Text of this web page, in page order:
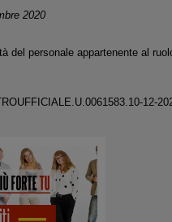
2020
del personale appartenente al
12-